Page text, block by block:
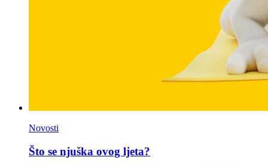
Novosti
Što se njuška ovog ljeta?